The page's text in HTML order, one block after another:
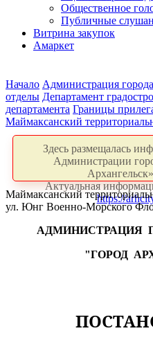
Общественное
Публичные
Витрина закупок
Амаркет
Начало Администрация города
отделы Департамент
департамента Границы
Маймаксанский
Здесь размещалась
Администрации
Актуальная
https://
Маймаксанский
ул. Юнг Военно-Морского
АДМИНИСТРАЦИЯ
"ГОРОД